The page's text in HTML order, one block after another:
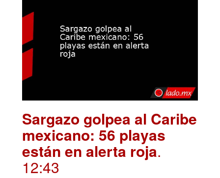
Sargazo golpea al Caribe
mexicano: 56 playas
están en alerta roja.
12:43